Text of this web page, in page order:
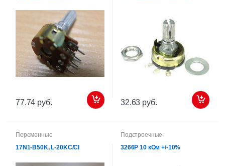
77.74 руб. 32.63 руб.
Переменные
17N1-B50K, L-20KC/CI
Подстроечные
3266P 10 кОм +/-10%